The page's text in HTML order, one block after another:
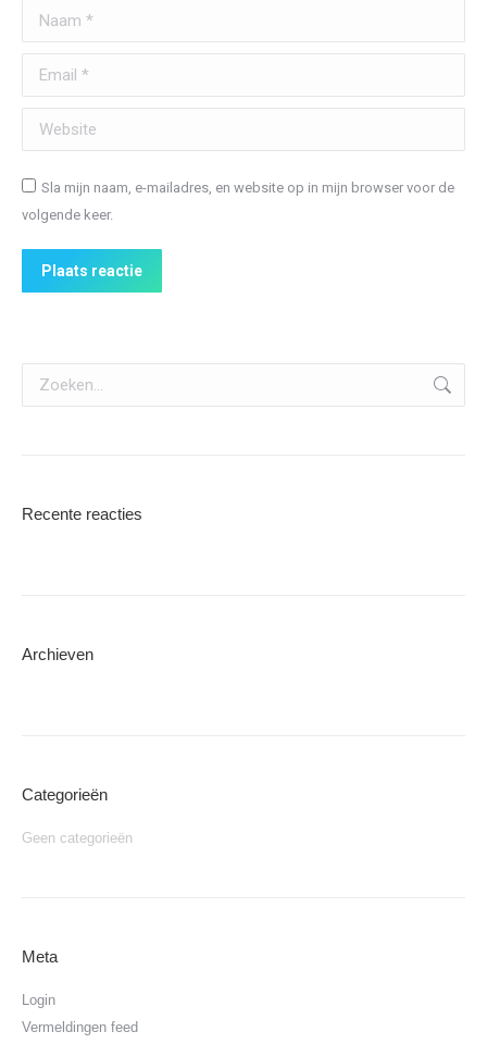
Naam *
Email *
Website
Sla mijn naam, e-mailadres, en website op in mijn browser voor de
volgende keer.
Plaats reactie
Recente reacties
Archieven
Categorieën
Geen categorieën
Meta
Login
Vermeldingen feed